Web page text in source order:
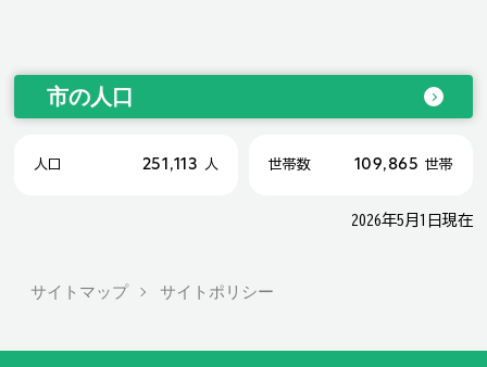
市の人口
人口 251,113 人 世帯数 109,865 世帯
2026年5月1日現在
サイトマップ サイトポリシー